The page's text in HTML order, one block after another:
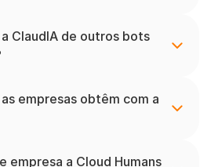
ClaudIA de outros bots
empresas obtêm com a
empresa a Cloud Humans